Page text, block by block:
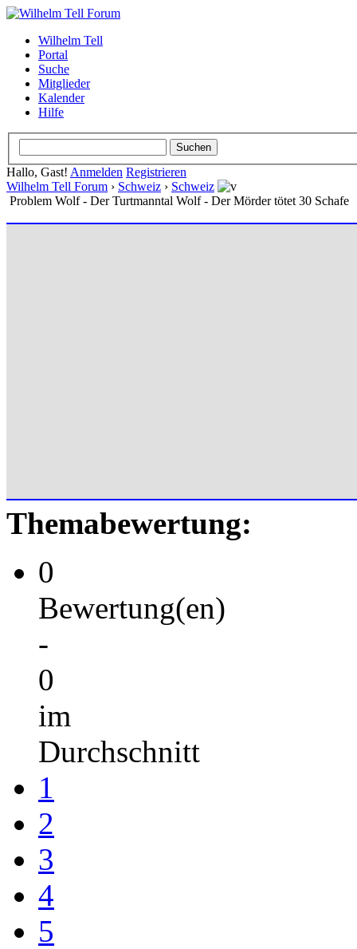
Wilhelm Tell
Portal
Suche
Mitglieder
Kalender
Hilfe
Hallo, Gast! Anmelden Registrieren
Wilhelm Tell Forum › Schweiz › Schweiz
Problem Wolf - Der Turtmanntal Wolf - Der Mörder tötet 30 Schafe
Themabewertung:
0
Bewertung(en)
-
0
im
Durchschnitt
1
2
3
4
5